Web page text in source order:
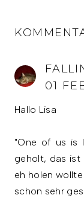
01
Hallo Lisa
"One of us is
geholt, das ist
eh holen
schon sehr